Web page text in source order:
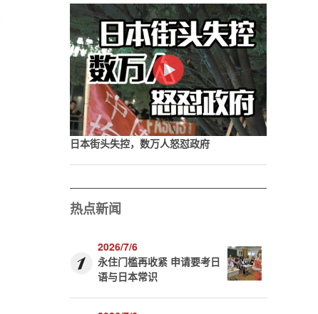
日本街头失控，数万人怒怼政府
热点新闻
2026/7/6
永住门槛再收紧 申请要考日
语与日本常识